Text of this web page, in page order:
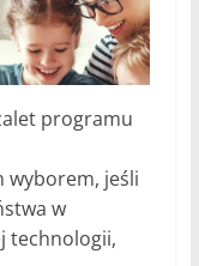
programu
wyborem, jeśli
w
technologii,